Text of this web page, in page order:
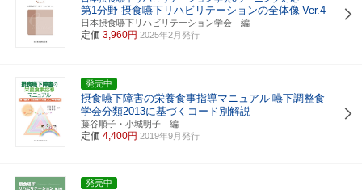
第1分野 摂食嚥下リハビリテーションの全体像 Ver.4
日本摂食嚥下リハビリテーション学会 編
定価 3,960円 2025年2月発行
発売中
摂食嚥下障害の栄養食事指導マニュアル 嚥下調整食
学会分類2013に基づくコード別解説
藤谷順子・小城明子 編
定価 4,400円 2019年9月発行
発売中